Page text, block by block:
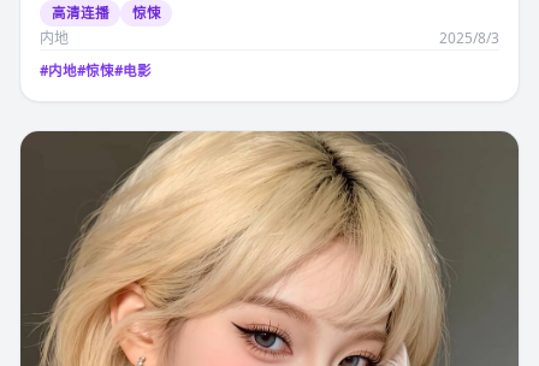
高清连播 惊悚
内地 2025/8/3
#内地#惊悚#电影